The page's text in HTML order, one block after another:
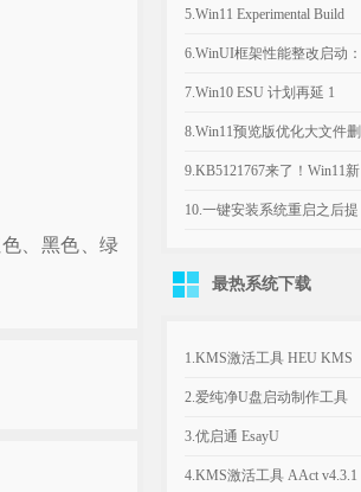
、黑色、绿
引导设置Bing为默认搜索引
擎
月可选更新：文件管理器优
化文件大小单位
5.Win11 Experimental Build
29634.1000：新增语音访问
人声隔离
6.WinUI框架性能整改启动：
微软承认Win11内置应用内
存过高，底层优化前置
7.Win10 ESU 计划再延 1
年，支持期限至 2027年 10月
8.Win11预览版优化大文件删
除流程，告别“正在计算”弹
窗
9.KB5121767来了！Win11新
补丁修复部分戴尔电脑意外
10.一键安装系统重启之后提
最热系统下载
1.KMS激活工具 HEU KMS
Activator v64.0.0
2.爱纯净U盘启动制作工具
v2025.1003
3.优启通 EsayU
v3.7.2025.0326 无广告纯净版
4.KMS激活工具 AAct v4.3.1